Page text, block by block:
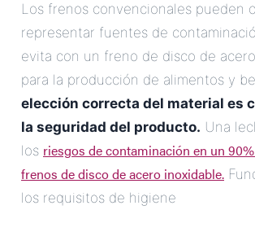
Los frenos convencionales pueden
representar fuentes de
evita con un freno de disco de
para la producción de alimentos y
elección correcta del material es
la seguridad del producto. Una
los riesgos de contaminación en un
frenos de disco de acero inoxidable.
los requisitos de higiene